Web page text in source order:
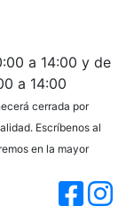
a 14:00 y de
a 14:00
cerrada por
Escríbenos al
en la mayor